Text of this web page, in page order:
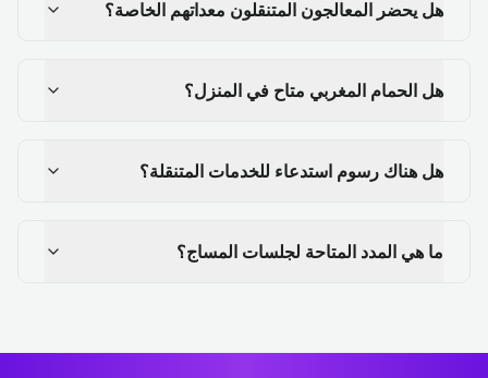
هل يحضر المعالجون المتنقلون معداتهم الخاصة؟
هل الحمام المغربي متاح في المنزل؟
هل هناك رسوم استدعاء للخدمات المتنقلة؟
ما هي المدد المتاحة لجلسات المساج؟